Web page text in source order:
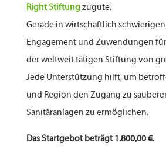
Right Stiftungzugute.
Gerade in wirtschaftlich
Engagement und Zuwendungen
der weltweit tätigen Stiftung von
Jede Unterstützung hilft, um
und Region den Zugang zu
Sanitäranlagen zu ermöglichen.
Das Startgebot beträgt 1.800,00 €.